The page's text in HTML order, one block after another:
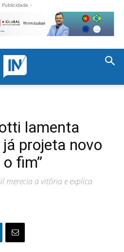
Publicidade -
lamenta
projeta novo
fim”
merecia a vitória e explica